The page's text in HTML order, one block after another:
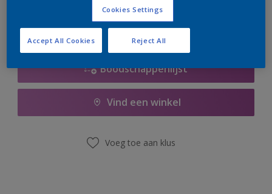
Boodschappenlijst
Vind een winkel
Voeg toe aan klus
Cookies Settings
Reject All
Accept All Cookies